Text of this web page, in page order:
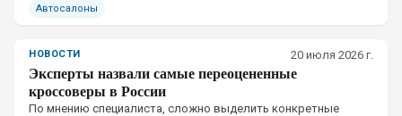
Автосалоны
НОВОСТИ 20 июля 2026 г.
Эксперты назвали самые переоцененные
кроссоверы в России
По мнению специалиста, сложно выделить конкретные